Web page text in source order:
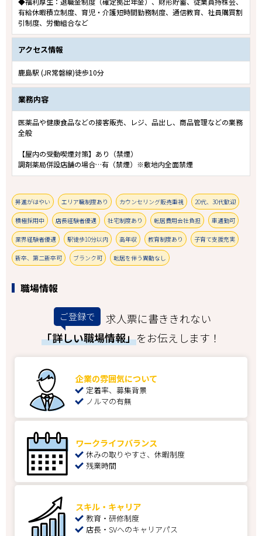
有給休暇積立制度、育児・介護短時間勤務制度、通信教育、社員購買割
引制度、労働組合など
アクセス情報
鹿島駅 (JR常磐線)徒歩10分
業務内容
医薬品や健康食品などの接客販売、レジ、品出し、商品管理などの業務
全般
【屋内の受動喫煙対策】あり（禁煙）
調剤薬局併設店舗の場合…有（禁煙）※敷地内全面禁煙
昇進がはやい エリア職制度あり カウンセリング販売重視 20代、30代歓迎
積極採用中 店長経験者優遇 社宅制度あり 転居費用会社負担 車通勤可
業界経験者優遇 駅徒歩10分以内 高年収 教育制度あり 子育て支援充実
新卒、第二新卒可 ブランク可 転居を伴う異動なし
職場情報
ご登録で
求人票に書ききれない
「詳しい職場情報」をお伝えします！
企業の雰囲気について
定着率、募集背景
ノルマの有無
ワークライフバランス
休みの取りやすさ、休暇制度
残業時間
スキル・キャリア
教育・研修制度
店長・SVへのキャリアパス